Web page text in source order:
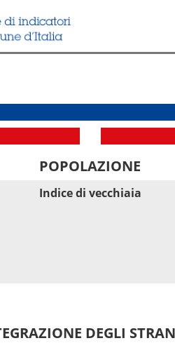
POPOLAZIONE
Indice di vecchiaia
DEGLI